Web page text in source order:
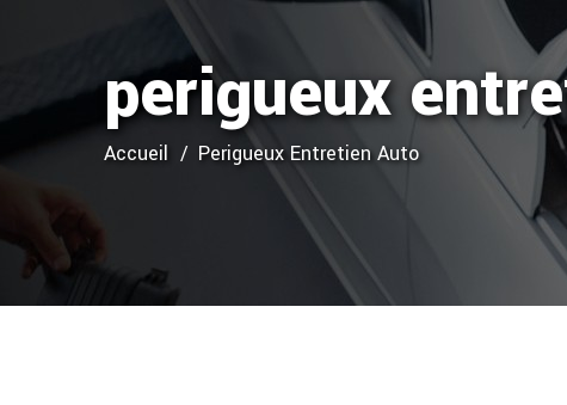
perigueux
Accueil Perigueux Entretien Auto